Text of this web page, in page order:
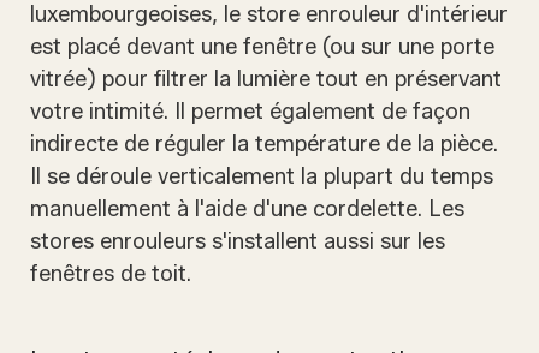
luxembourgeoises, le store enrouleur d'intérieur
est placé devant une fenêtre (ou sur une porte
vitrée) pour filtrer la lumière tout en préservant
votre intimité. Il permet également de façon
indirecte de réguler la température de la pièce.
Il se déroule verticalement la plupart du temps
manuellement à l'aide d'une cordelette. Les
stores enrouleurs s'installent aussi sur les
fenêtres de toit.